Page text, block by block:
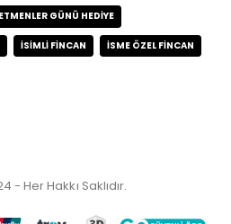
GÜNÜ HEDIYE
İSIMLI FINCAN İSME ÖZEL FINCAN
- Her Hakkı Saklıdır.